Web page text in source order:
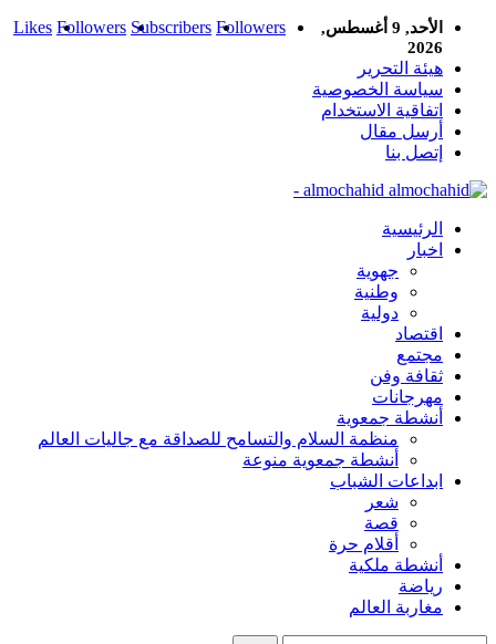
Likes Followers Subscribers Followers
الأحد, 9 أغسطس,
2026
هيئة التحرير
سياسة الخصوصية
اتفاقية الاستخدام
أرسل مقال
إتصل بنا
almochahid -
الرئيسية
اخبار
جهوية
وطنية
دولية
اقتصاد
مجتمع
ثقافة وفن
مهرجانات
أنشطة جمعوية
منظمة السلام والتسامح للصداقة مع جاليات العالم
أنشطة جمعوية منوعة
ابداعات الشباب
شعر
قصة
أقلام حرة
أنشطة ملكية
رياضة
مغاربة العالم